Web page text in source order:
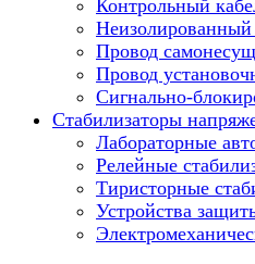
Контрольный
Неизолированный
Провод
Провод
Сигнально-
Стабилизаторы
Лабораторные
Релейные
Тиристорные
Устройства